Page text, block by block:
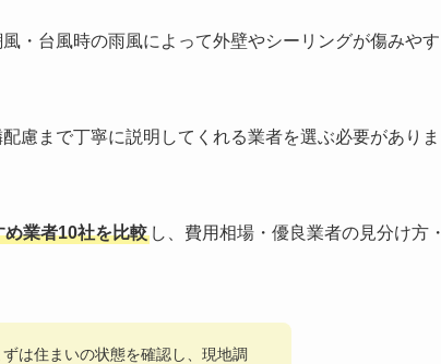
・台風時の雨風によって外壁やシーリングが傷みやす
慮まで丁寧に説明してくれる業者を選ぶ必要がありま
業者10社を比較 し、費用相場・優良業者の見分け方・
は住まいの状態を確認し、現地調